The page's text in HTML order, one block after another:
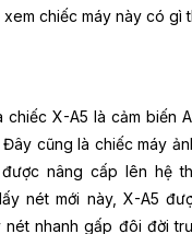
chiếc máy này có gì
chiếc X-A5 là cảm biến
Đây cũng là chiếc máy
nâng cấp lên hệ
nét mới này, X-A5
nét nhanh gấp đôi đời